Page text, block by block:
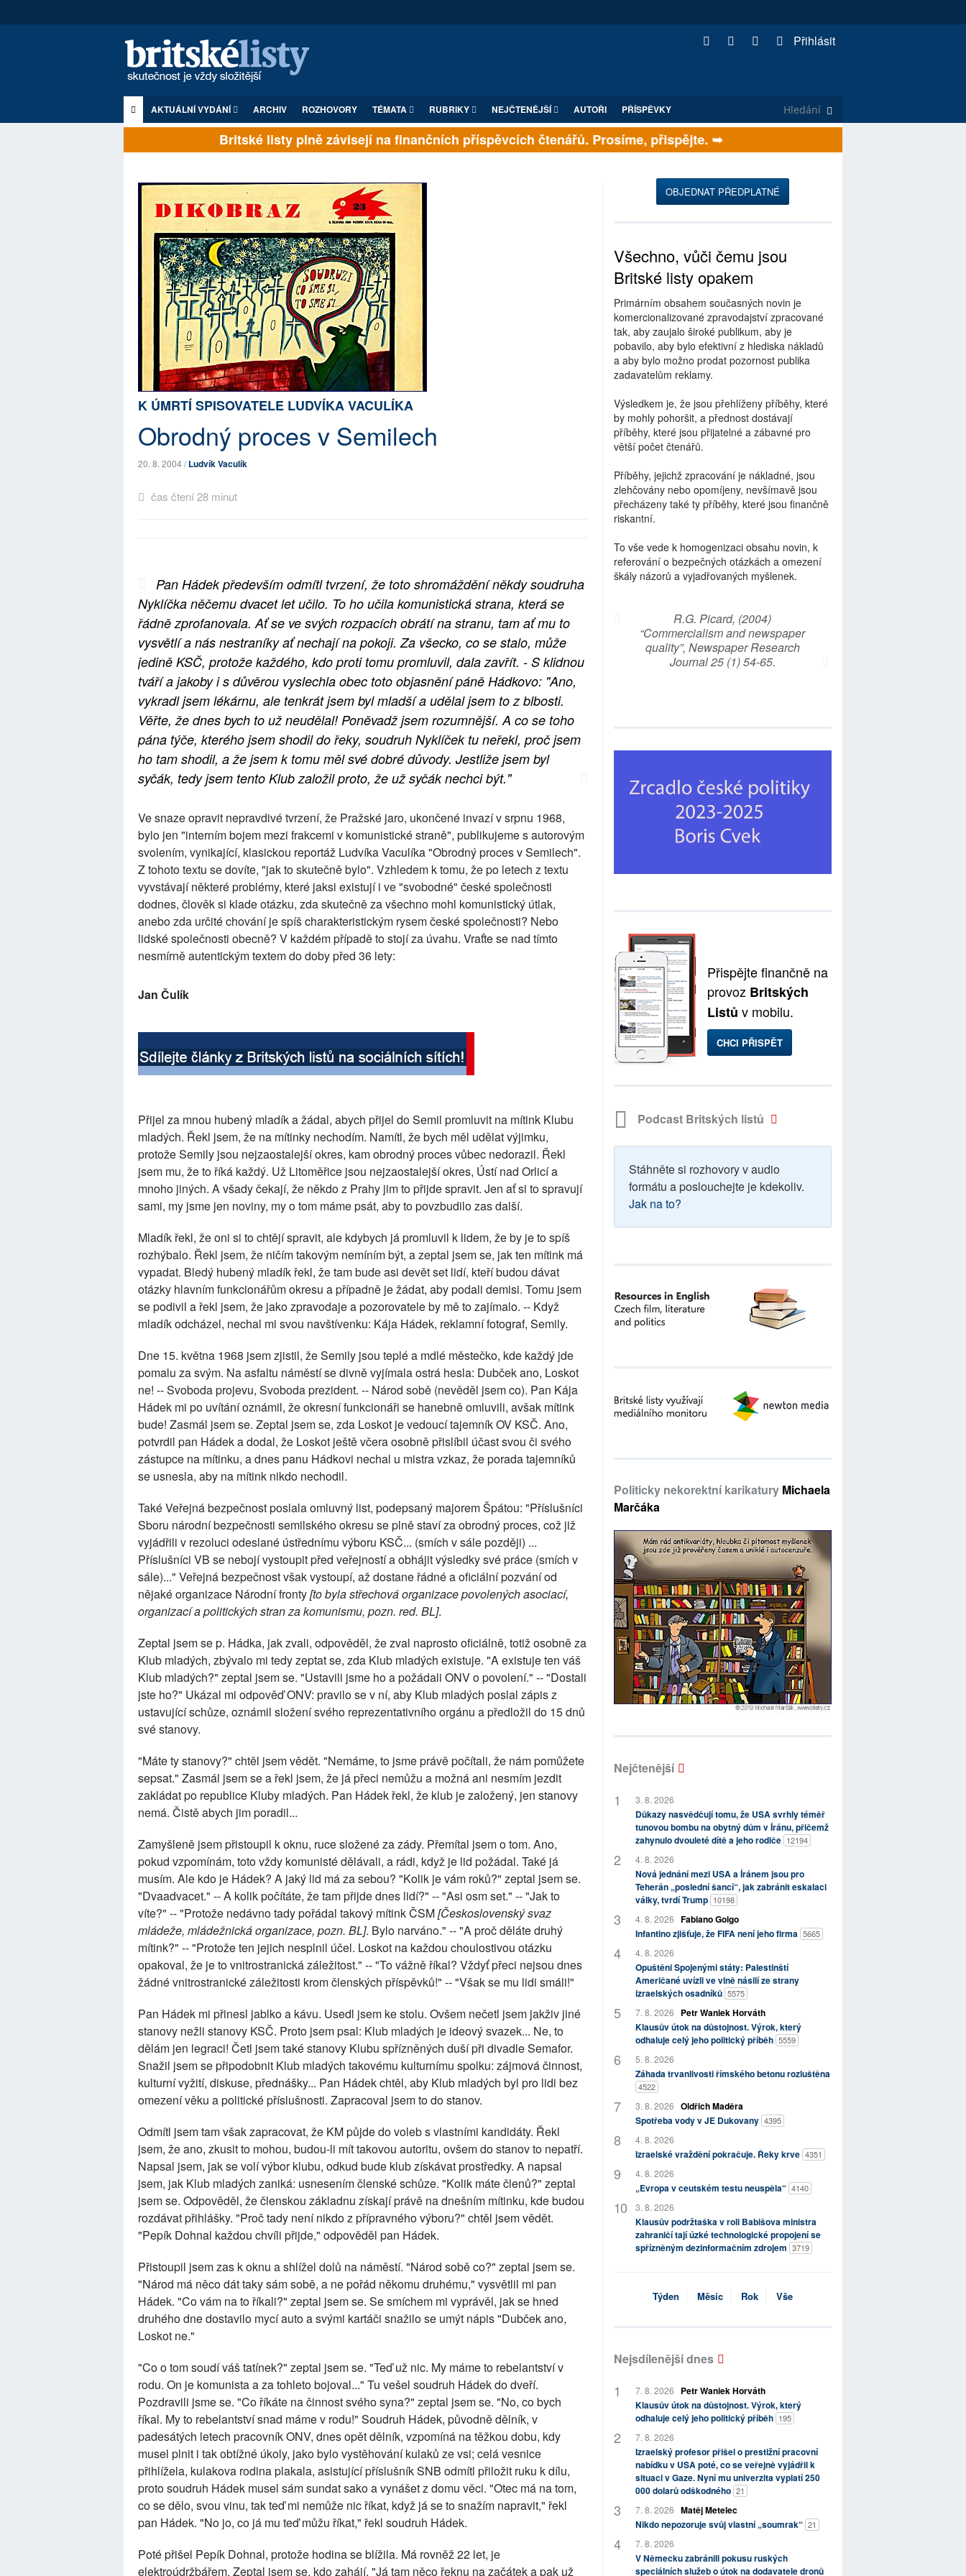
Přihlásit
AKTUÁLNÍ VYDÁNÍ ARCHIV ROZHOVORY TÉMATA RUBRIKY NEJČTENĚJŠÍ AUTOŘI PŘÍSPĚVKY
Britské listy plně závisejí na finančních příspěvcích čtenářů. Prosíme, přispějte. ➥
K ÚMRTÍ SPISOVATELE LUDVÍKA VACULÍKA
Obrodný proces v Semilech
20. 8. 2004 /Ludvík Vaculík
čas čtení 28 minut
Pan Hádek především odmítl tvrzení, že toto shromáždění někdy soudruha
Nyklíčka něčemu dvacet let učilo. To ho učila komunistická strana, která se
řádně zprofanovala. Ať se ve svých rozpacích obrátí na stranu, tam ať mu to
vysvětlí a nás nestraníky ať nechají na pokoji. Za všecko, co se stalo, může
jedině KSČ, protože každého, kdo proti tomu promluvil, dala zavřít. - S klidnou
tváří a jakoby i s důvěrou vyslechla obec toto objasnění páně Hádkovo: "Ano,
vykradl jsem lékárnu, ale tenkrát jsem byl mladší a udělal jsem to z blbosti.
Věřte, že dnes bych to už neudělal! Poněvadž jsem rozumnější. A co se toho
pána týče, kterého jsem shodil do řeky, soudruh Nyklíček tu neřekl, proč jsem
ho tam shodil, a že jsem k tomu měl své dobré důvody. Jestliže jsem byl
syčák, tedy jsem tento Klub založil proto, že už syčák nechci být."
Ve snaze opravit nepravdivé tvrzení, že Pražské jaro, ukončené invazí v srpnu 1968,
bylo jen "interním bojem mezi frakcemi v komunistické straně", publikujeme s autorovým
svolením, vynikající, klasickou reportáž Ludvíka Vaculíka "Obrodný proces v Semilech".
Z tohoto textu se dovíte, "jak to skutečně bylo". Vzhledem k tomu, že po letech z textu
vyvstávají některé problémy, které jaksi existují i ve "svobodné" české společnosti
dodnes, člověk si klade otázku, zda skutečně za všechno mohl komunistický útlak,
anebo zda určité chování je spíš charakteristickým rysem české společnosti? Nebo
lidské společnosti obecně? V každém případě to stojí za úvahu. Vraťte se nad tímto
nesmírně autentickým textem do doby před 36 lety:
Jan Čulík
Přijel za mnou hubený mladík a žádal, abych přijel do Semil promluvit na mítink Klubu
mladých. Řekl jsem, že na mítinky nechodím. Namítl, že bych měl udělat výjimku,
protože Semily jsou nejzaostalejší okres, kam obrodný proces vůbec nedorazil. Řekl
jsem mu, že to říká každý. Už Litoměřice jsou nejzaostalejší okres, Ústí nad Orlicí a
mnoho jiných. A všady čekají, že někdo z Prahy jim to přijde spravit. Jen ať si to spravují
sami, my jsme jen noviny, my o tom máme psát, aby to povzbudilo zas další.
Mladík řekl, že oni si to chtějí spravit, ale kdybych já promluvil k lidem, že by je to spíš
rozhýbalo. Řekl jsem, že ničím takovým nemíním být, a zeptal jsem se, jak ten mítink má
vypadat. Bledý hubený mladík řekl, že tam bude asi devět set lidí, kteří budou dávat
otázky hlavním funkcionářům okresu a případně je žádat, aby podali demisi. Tomu jsem
se podivil a řekl jsem, že jako zpravodaje a pozorovatele by mě to zajímalo. -- Když
mladík odcházel, nechal mi svou navštívenku: Kája Hádek, reklamní fotograf, Semily.
Dne 15. května 1968 jsem zjistil, že Semily jsou teplé a mdlé městečko, kde každý jde
pomalu za svým. Na asfaltu náměstí se divně vyjímala ostrá hesla: Dubček ano, Loskot
ne! -- Svoboda projevu, Svoboda prezident. -- Národ sobě (nevěděl jsem co). Pan Kája
Hádek mi po uvítání oznámil, že okresní funkcionáři se hanebně omluvili, avšak mítink
bude! Zasmál jsem se. Zeptal jsem se, zda Loskot je vedoucí tajemník OV KSČ. Ano,
potvrdil pan Hádek a dodal, že Loskot ještě včera osobně přislíbil účast svou či svého
zástupce na mítinku, a dnes panu Hádkovi nechal u mistra vzkaz, že porada tajemníků
se usnesla, aby na mítink nikdo nechodil.
Také Veřejná bezpečnost poslala omluvný list, podepsaný majorem Špátou: "Příslušníci
Sboru národní bezpečnosti semilského okresu se plně staví za obrodný proces, což již
vyjádřili v rezoluci odeslané ústřednímu výboru KSČ... (smích v sále později) ...
Příslušníci VB se nebojí vystoupit před veřejností a obhájit výsledky své práce (smích v
sále)..." Veřejná bezpečnost však vystoupí, až dostane řádné a oficiální pozvání od
nějaké organizace Národní fronty[to byla střechová organizace povolených asociací,
organizací a politických stran za komunismu, pozn. red. BL].
Zeptal jsem se p. Hádka, jak zvali, odpověděl, že zval naprosto oficiálně, totiž osobně za
Klub mladých, zbývalo mi tedy zeptat se, zda Klub mladých existuje. "A existuje ten váš
Klub mladých?" zeptal jsem se. "Ustavili jsme ho a požádali ONV o povolení." -- "Dostali
jste ho?" Ukázal mi odpověď ONV: pravilo se v ní, aby Klub mladých poslal zápis z
ustavující schůze, oznámil složení svého reprezentativního orgánu a předložil do 15 dnů
své stanovy.
"Máte ty stanovy?" chtěl jsem vědět. "Nemáme, to jsme právě počítali, že nám pomůžete
sepsat." Zasmál jsem se a řekl jsem, že já přeci nemůžu a možná ani nesmím jezdit
zakládat po republice Kluby mladých. Pan Hádek řekl, že klub je založený, jen stanovy
nemá. Čistě abych jim poradil...
Zamyšleně jsem přistoupil k oknu, ruce složené za zády. Přemítal jsem o tom. Ano,
pokud vzpomínám, toto vždy komunisté dělávali, a rádi, když je lid požádal. Také já
musím. Ale kdo je Hádek? A jaký lid má za sebou? "Kolik je vám roků?" zeptal jsem se.
"Dvaadvacet." -- A kolik počítáte, že tam přijde dnes lidí?" -- "Asi osm set." -- "Jak to
víte?" -- "Protože nedávno tady pořádal takový mítink ČSM[Československý svaz
mládeže, mládežnická organizace, pozn. BL]. Bylo narváno." -- "A proč děláte druhý
mítink?" -- "Protože ten jejich nesplnil účel. Loskot na každou choulostivou otázku
opakoval, že je to vnitrostranická záležitost." -- "To vážně říkal? Vždyť přeci nejsou dnes
žádné vnitrostranické záležitosti krom členských příspěvků!" -- "Však se mu lidi smáli!"
Pan Hádek mi přinesl jablko a kávu. Usedl jsem ke stolu. Ovšem nečetl jsem jakživ jiné
stanovy nežli stanovy KSČ. Proto jsem psal: Klub mladých je ideový svazek... Ne, to
dělám jen legraci! Četl jsem také stanovy Klubu spřízněných duší při divadle Semafor.
Snažil jsem se připodobnit Klub mladých takovému kulturnímu spolku: zájmová činnost,
kulturní vyžití, diskuse, přednášky... Pan Hádek chtěl, aby Klub mladých byl pro lidi bez
omezení věku a politické příslušnosti. Zapracoval jsem to do stanov.
Odmítl jsem tam však zapracovat, že KM půjde do voleb s vlastními kandidáty. Řekl
jsem, že ano, zkusit to mohou, budou-li mít takovou autoritu, ovšem do stanov to nepatří.
Napsal jsem, jak se volí výbor klubu, odkud bude klub získávat prostředky. A napsal
jsem, jak Klub mladých zaniká: usnesením členské schůze. "Kolik máte členů?" zeptal
jsem se. Odpověděl, že členskou základnu získají právě na dnešním mítinku, kde budou
rozdávat přihlášky. "Proč tady není nikdo z přípravného výboru?" chtěl jsem vědět.
"Pepík Dohnal každou chvíli přijde," odpověděl pan Hádek.
Přistoupil jsem zas k oknu a shlížel dolů na náměstí. "Národ sobě co?" zeptal jsem se.
"Národ má něco dát taky sám sobě, a ne pořád někomu druhému," vysvětlil mi pan
Hádek. "Co vám na to říkali?" zeptal jsem se. Se smíchem mi vyprávěl, jak se hned
druhého dne dostavilo mycí auto a svými kartáči snažilo se umýt nápis "Dubček ano,
Loskot ne."
"Co o tom soudí váš tatínek?" zeptal jsem se. "Teď už nic. My máme to rebelantství v
rodu. On je komunista a za tohleto bojoval..." Tu vešel soudruh Hádek do dveří.
Pozdravili jsme se. "Co říkáte na činnost svého syna?" zeptal jsem se. "No, co bych
říkal. My to rebelantství snad máme v rodu!" Soudruh Hádek, původně dělník, v
padesátých letech pracovník ONV, dnes opět dělník, vzpomíná na těžkou dobu, kdy
musel plnit i tak obtížné úkoly, jako bylo vystěhování kulaků ze vsi; celá vesnice
přihlížela, kulakova rodina plakala, asistující příslušník SNB odmítl přiložit ruku k dílu,
proto soudruh Hádek musel sám sundat sako a vynášet z domu věci. "Otec má na tom,
co se dělo, svou vinu, tak teď mi nemůže nic říkat, když já se to snažím napravit," řekl
pan Hádek. "No jo, co já mu teď můžu říkat," řekl soudruh Hádek.
Poté přišel Pepík Dohnal, protože hodina se blížila. Má rovněž 22 let, je
elektroúdržbářem. Zeptal jsem se, kdo zahájí. "Já tam něco řeknu na začátek a pak už
OBJEDNAT PŘEDPLATNÉ
Všechno, vůči čemu jsou
Britské listy opakem
Primárním obsahem současných novin je
komercionalizované zpravodajství zpracované
tak, aby zaujalo široké publikum, aby je
pobavilo, aby bylo efektivní z hlediska nákladů
a aby bylo možno prodat pozornost publika
zadavatelům reklamy.
Výsledkem je, že jsou přehlíženy příběhy, které
by mohly pohoršit, a přednost dostávají
příběhy, které jsou přijatelné a zábavné pro
větší počet čtenářů.
Příběhy, jejichž zpracování je nákladné, jsou
zlehčovány nebo opomíjeny, nevšímavě jsou
přecházeny také ty příběhy, které jsou finančně
riskantní.
To vše vede k homogenizaci obsahu novin, k
referování o bezpečných otázkách a omezení
škály názorů a vyjadřovaných myšlenek.
R.G. Picard, (2004)
“Commercialism and newspaper
quality”, Newspaper Research
Journal 25 (1) 54-65.
Přispějte finančně na
provoz Britských
Listů v mobilu.
CHCI PŘISPĚT
Podcast Britských listů
Stáhněte si rozhovory v audio
formátu a poslouchejte je kdekoliv.
Jak na to?
Politicky nekorektní karikatury Michaela
Marčáka
Nejčtenější
3. 8. 2026
Důkazy nasvědčují tomu, že USA svrhly téměř
tunovou bombu na obytný dům v Íránu, přičemž
zahynulo dvouleté dítě a jeho rodiče 12194
4. 8. 2026
Nová jednání mezi USA a Íránem jsou pro
Teherán „poslední šancí“, jak zabránit eskalaci
války, tvrdí Trump 10198
4. 8. 2026 Fabiano Golgo
Infantino zjišťuje, že FIFA není jeho firma 5665
4. 8. 2026
Opuštěni Spojenými státy: Palestinští
Američané uvízli ve vlně násilí ze strany
izraelských osadníků 5575
7. 8. 2026
Petr Waniek Horváth
Klausův útok na důstojnost. Výrok, který
odhaluje celý jeho politický příběh 5559
5. 8. 2026
Záhada trvanlivosti římského betonu rozluštěna
4522
3. 8. 2026 Oldřich Maděra
Spotřeba vody v JE Dukovany 4395
4. 8. 2026
Izraelské vraždění pokračuje. Řeky krve 4351
4. 8. 2026
„Evropa v ceutském testu neuspěla“ 4140
3. 8. 2026
Klausův podržtaška v roli Babišova ministra
zahraničí tají úzké technologické propojení se
spřízněným dezinformačním zdrojem 3719
Týden Měsíc Rok Vše
Nejsdílenější dnes
7. 8. 2026
Petr Waniek Horváth
Klausův útok na důstojnost. Výrok, který
odhaluje celý jeho politický příběh 195
7. 8. 2026
Izraelský profesor přišel o prestižní pracovní
nabídku v USA poté, co se veřejně vyjádřil k
situaci v Gaze. Nyní mu univerzita vyplatí 250
000 dolarů odškodného 21
7. 8. 2026 Matěj Metelec
Nikdo nepozoruje svůj vlastní „soumrak“ 21
7. 8. 2026
V Německu zabránili pokusu ruských
speciálních služeb o útok na dodavatele dronů